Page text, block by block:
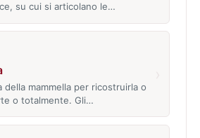
su cui si articolano le…
della mammella per ricostruirla o
o totalmente. Gli…